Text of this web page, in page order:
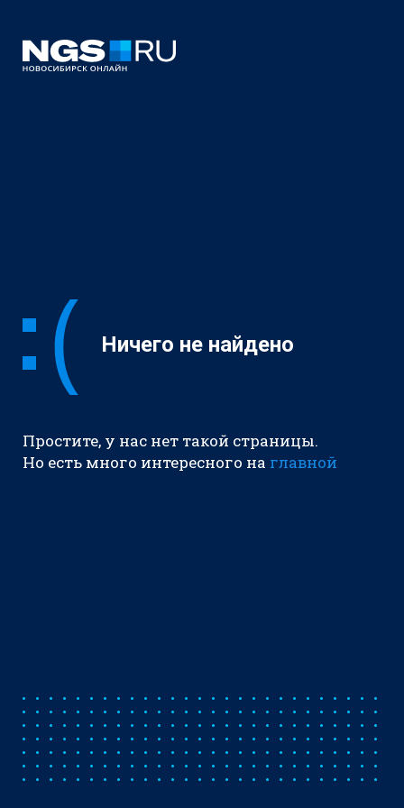
Ничего не найдено
Простите, у нас нет такой страницы.
Но есть много интересного на главной